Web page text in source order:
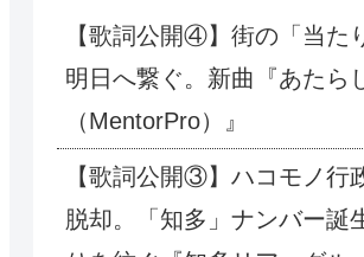
【歌詞公開④】街の「当た
明日へ繋ぐ。新曲『あたら
（MentorPro）』
【歌詞公開③】ハコモノ行
脱却。「知多」ナンバー誕